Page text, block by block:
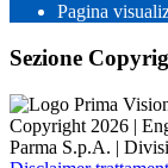
Pagina
Sezione
Copyright 2026 |
Parma S.p.A. |